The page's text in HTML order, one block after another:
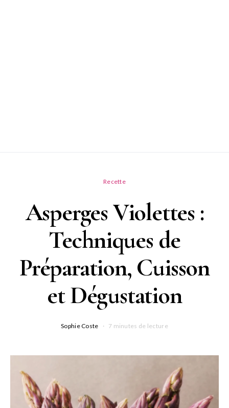
Recette
Asperges Violettes :
Techniques de
Préparation, Cuisson
et Dégustation
Sophie Coste 7 minutes de lecture